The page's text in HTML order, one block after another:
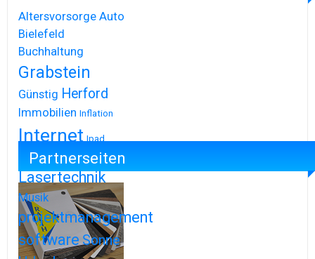
Altersvorsorge Auto
Bielefeld
Buchhaltung
Grabstein
Günstig Herford
Immobilien Inflation
Internet Ipad
Iphone
Lasertechnik
Musik
projektmanagement
softwareSonne
Partnerseiten